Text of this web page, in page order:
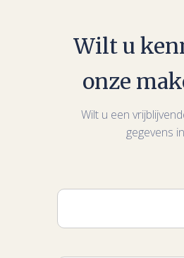
Wilt u
onze
Wilt u een
gegevens